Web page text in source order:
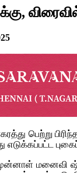
பெற்று
மனைவி